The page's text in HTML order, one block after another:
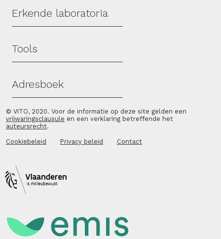
Erkende laboratoria
Tools
Adresboek
© VITO, 2020. Voor de informatie op deze site gelden een
vrijwaringsclausule en een verklaring betreffende het
auteursrecht.
Cookiebeleid Privacy beleid Contact